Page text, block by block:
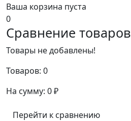
Ваша корзина пуста
0
Сравнение товаров
Товары не добавлены!
Товаров: 0
На сумму: 0₽
Перейти к сравнению